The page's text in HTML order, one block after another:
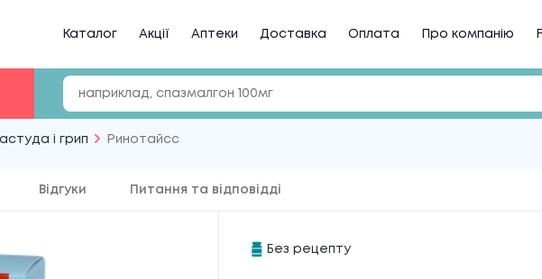
Каталог Акції Аптеки Доставка Оплата Про компанію
і грип Ринотайсс
Відгуки Питання та відповідді
Без рецепту